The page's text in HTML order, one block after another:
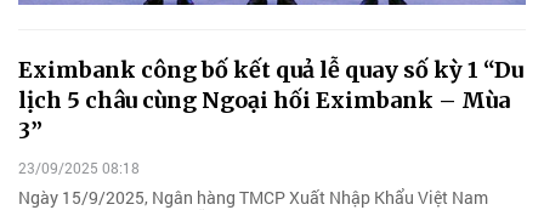
Eximbank công bố kết quả lễ quay số kỳ 1 “Du
lịch 5 châu cùng Ngoại hối Eximbank – Mùa
3”
23/09/2025 08:18
Ngày 15/9/2025, Ngân hàng TMCP Xuất Nhập Khẩu Việt Nam